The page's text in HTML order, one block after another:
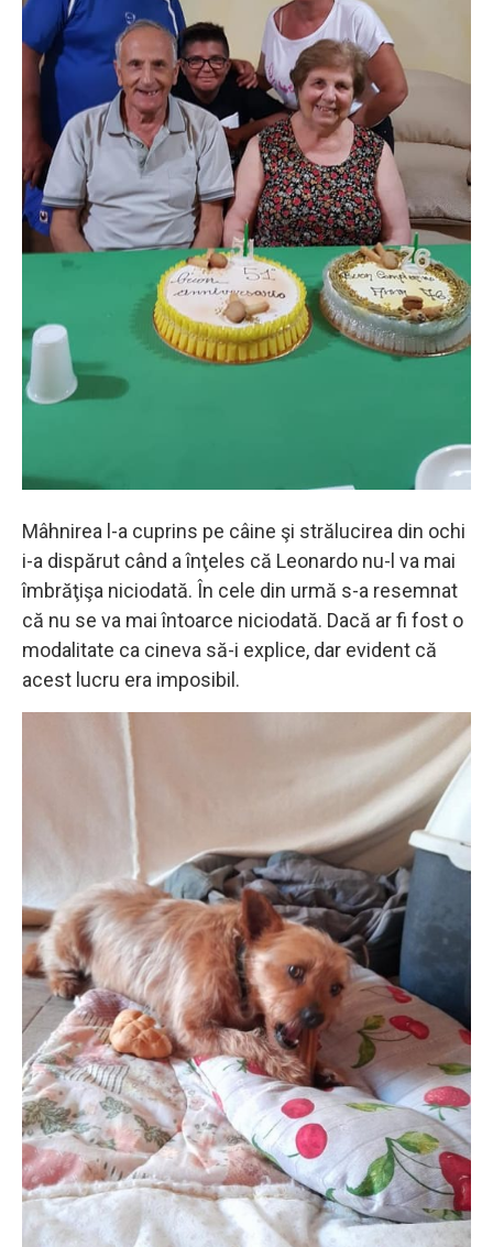
Mâhnirea l-a cuprins pe câine şi strălucirea din ochi
i-a dispărut când a înţeles că Leonardo nu-l va mai
îmbrăţişa niciodată. În cele din urmă s-a resemnat
că nu se va mai întoarce niciodată. Dacă ar fi fost o
modalitate ca cineva să-i explice, dar evident că
acest lucru era imposibil.